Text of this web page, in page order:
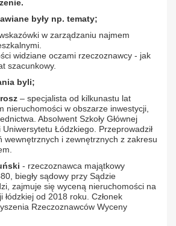
były np. tematy;
w zarządzaniu najmem
widziane oczami rzeczoznawcy - jak
szacunkowy.
byli;
– specjalista od kilkunastu lat
nieruchomości w obszarze inwestycji,
Absolwent Szkoły Głównej
Łódzkiego. Przeprowadził
wewnętrznych i zewnętrznych z zakresu
- rzeczoznawca majątkowy
biegły sądowy przy Sądzie
zajmuje się wyceną nieruchomości na
od 2018 roku. Członek
Rzeczoznawców Wyceny